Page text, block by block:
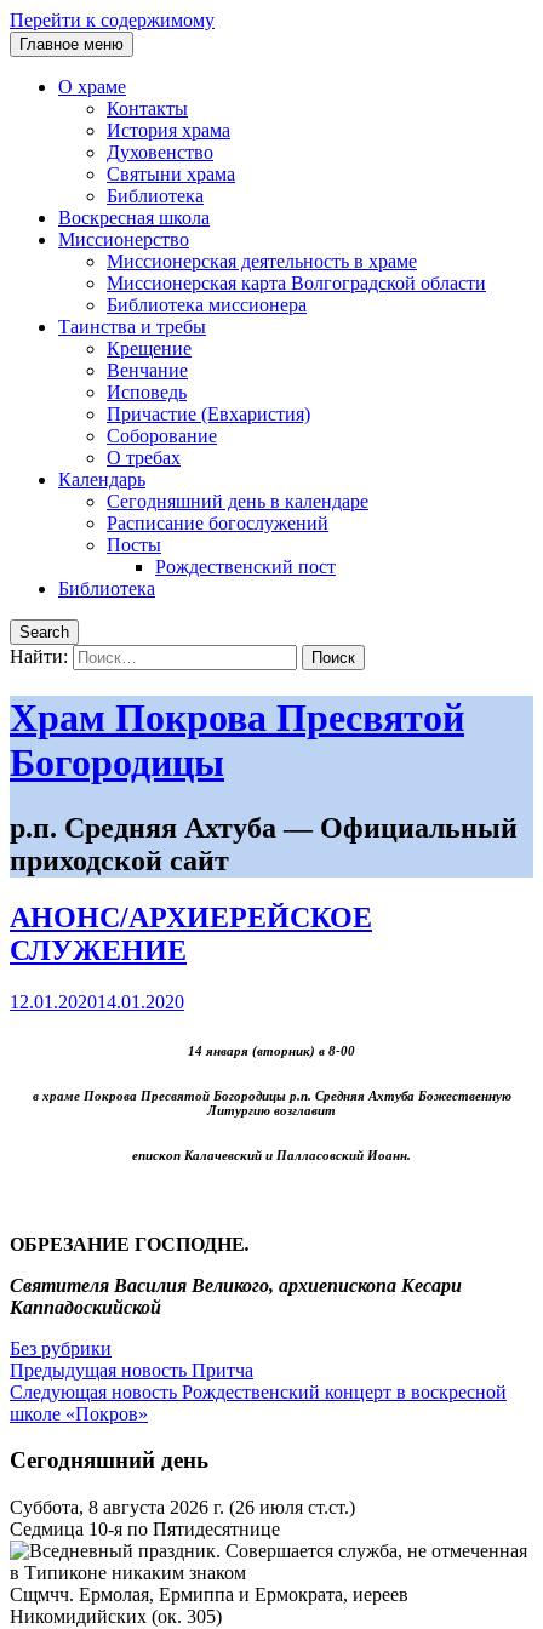
Перейти к содержимому
Главное меню
О храме
Контакты
История храма
Духовенство
Святыни храма
Библиотека
Воскресная школа
Миссионерство
Миссионерская деятельность в храме
Миссионерская карта Волгоградской области
Библиотека миссионера
Таинства и требы
Крещение
Венчание
Исповедь
Причастие (Евхаристия)
Соборование
О требах
Календарь
Сегодняшний день в календаре
Расписание богослужений
Посты
Рождественский пост
Библиотека
Search
Найти:
Храм Покрова Пресвятой
Богородицы
р.п. Средняя Ахтуба — Официальный
приходской сайт
АНОНС/АРХИЕРЕЙСКОЕ
СЛУЖЕНИЕ
12.01.202014.01.2020
14 января (вторник) в 8-00
в храме Покрова Пресвятой Богородицы р.п. Средняя Ахтуба Божественную
Литургию возглавит
епископ Калачевский и Палласовский Иоанн.
ОБРЕЗАНИЕ ГОСПОДНЕ.
Святителя Василия Великого, архиепископа Кесари
Каппадоскийской
Без рубрики
Предыдущая новость Притча
Следующая новость Рождественский концерт в воскресной
школе «Покров»
Сегодняшний день
Суббота, 8 августа 2026 г. (26 июля ст.ст.)
Седмица 10-я по Пятидесятнице
Сщмчч. Ермолая, Ермиппа и Ермократа, иереев
Никомидийских (ок. 305)